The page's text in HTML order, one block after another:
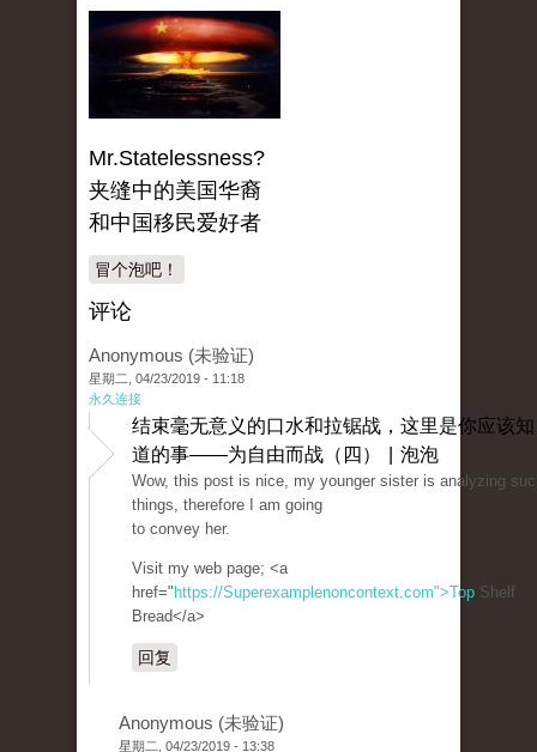
Mr.Statelessness?
夹缝中的美国华裔
和中国移民爱好者
冒个泡吧！
评论
Anonymous (未验证)
星期二, 04/23/2019 - 11:18
永久连接
结束毫无意义的口水和拉锯战，这里是你应该知
道的事——为自由而战（四） | 泡泡
Wow, this post is nice, my younger sister is analyzing
things, therefore I am going
to convey her.
Visit my web page; <a
href=" https://Superexamplenoncontext.com">Top Shelf
Bread</a>
回复
Anonymous (未验证)
星期二, 04/23/2019 - 13:38